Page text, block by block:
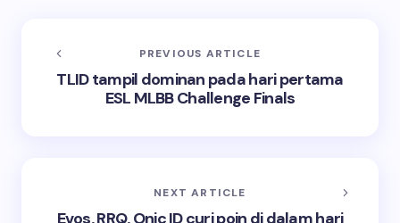
PREVIOUS ARTICLE
TLID tampil dominan pada hari pertama
ESL MLBB Challenge Finals
NEXT ARTICLE
Evos, RRQ, Onic ID curi poin di dalam hari